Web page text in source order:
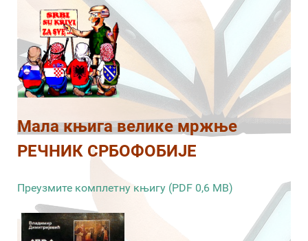
Мала књига велике мржње
РЕЧНИК СРБОФОБИЈЕ
Преузмите комплетну књигу (PDF 0,6 MB)